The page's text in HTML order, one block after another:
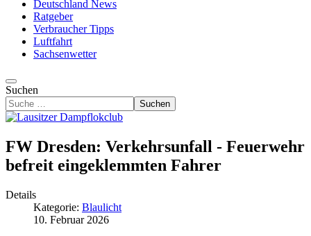
Deutschland News
Ratgeber
Verbraucher Tipps
Luftfahrt
Sachsenwetter
Suchen
Suchen
FW Dresden: Verkehrsunfall - Feuerwehr
befreit eingeklemmten Fahrer
Details
Kategorie: Blaulicht
10. Februar 2026